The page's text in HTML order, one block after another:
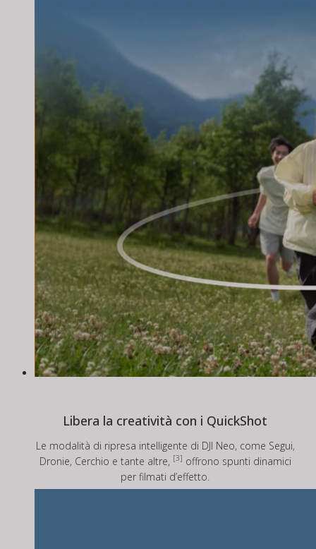
Libera la creatività con i QuickShot
Le modalità di ripresa intelligente di DJI Neo, come Segui,
Dronie, Cerchio e tante altre, [3] offrono spunti dinamici
per filmati d’effetto.